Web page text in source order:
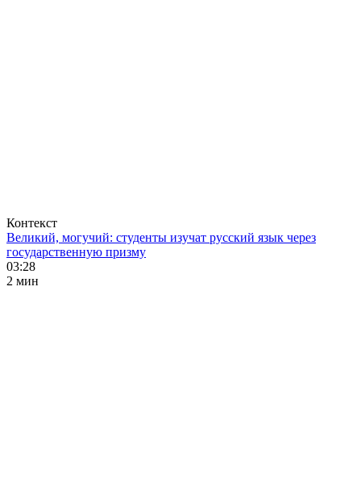
Контекст
Великий, могучий: студенты изучат русский язык через
государственную призму
03:28
2 мин